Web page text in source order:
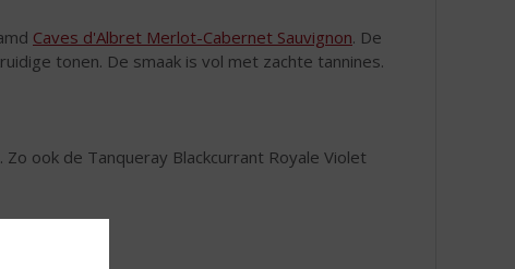
Caves d'Albret Merlot-Cabernet Sauvignon. De
tonen. De smaak is vol met zachte tannines.
ook de Tanqueray Blackcurrant Royale Violet